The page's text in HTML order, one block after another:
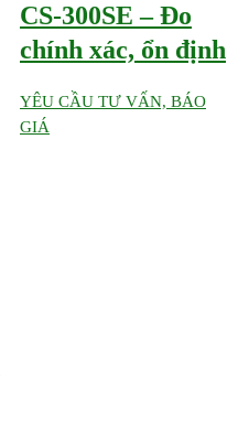
CS-300SE – Đo
chính xác, ổn định
YÊU CẦU TƯ VẤN, BÁO
GIÁ